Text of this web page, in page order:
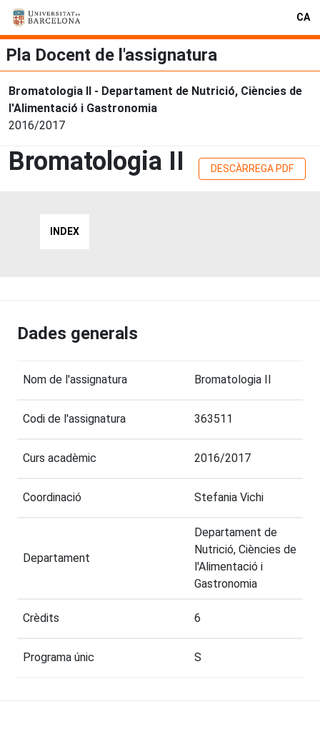
CA
Pla Docent de l'assignatura
Bromatologia II - Departament de Nutrició, Ciències de
l'Alimentació i Gastronomia
2016/2017
Bromatologia II DESCÀRREGA PDF
INDEX
Dades generals
Nom de l'assignatura Bromatologia II
Codi de l'assignatura 363511
Curs acadèmic 2016/2017
Coordinació Stefania Vichi
Departament
Departament de
Nutrició, Ciències de
l'Alimentació i
Gastronomia
Crèdits 6
Programa únic S